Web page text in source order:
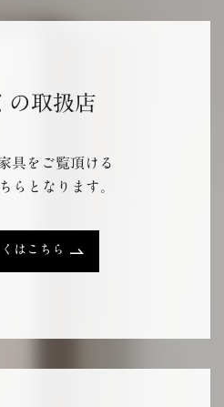
の取扱店
具をご覧頂ける
らとなります。
はこちら